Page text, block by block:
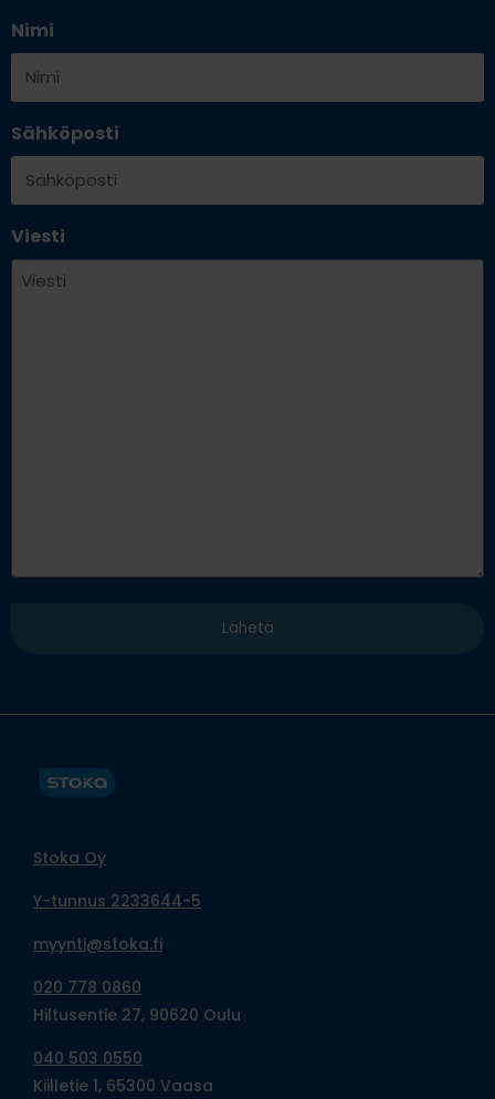
Nimi
Sähköposti
Viesti
Stoka Oy
Y-tunnus 2233644-5
myynti@stoka.fi
020 778 0860
Hiltusentie 27, 90620 Oulu
040 503 0550
Kiilletie 1, 65300 Vaasa